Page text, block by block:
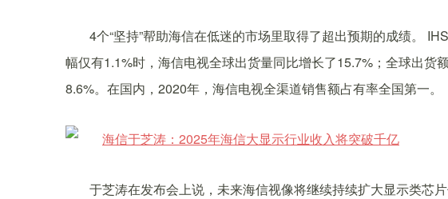
4个“坚持”帮助海信在低迷的市场里取得了超出预期的成绩。
幅仅有1.1%时，海信电视全球出货量同比增长了15.7%；全球出货
8.6%。在国内，2020年，海信电视全渠道销售额占有率全国第一。
于芝涛在发布会上说，未来海信视像将继续持续扩大显示类芯